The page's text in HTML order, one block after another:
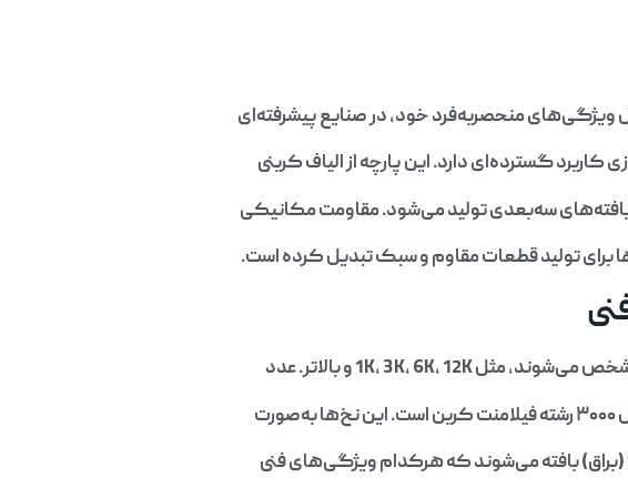
ویژگی‌های منحصربه‌فرد خود، در صنایع پیشرفته‌ای
گسترده‌ای دارد. این پارچه از الیاف کربنی
بافته‌های سه‌بعدی تولید می‌شود. مقاومت مکانیکی
برای تولید قطعات مقاوم و سبک تبدیل کرده است.